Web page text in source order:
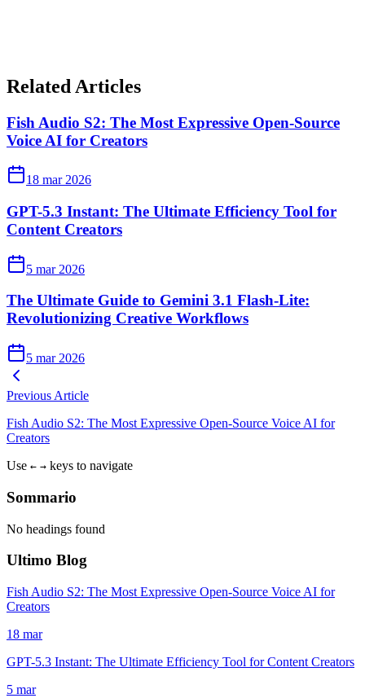
Related Articles
Fish Audio S2: The Most Expressive Open-Source
Voice AI for Creators
18 mar 2026
GPT-5.3 Instant: The Ultimate Efficiency Tool for
Content Creators
5 mar 2026
The Ultimate Guide to Gemini 3.1 Flash-Lite:
Revolutionizing Creative Workflows
5 mar 2026
Previous Article
Fish Audio S2: The Most Expressive Open-Source Voice AI for
Creators
Use ← → keys to navigate
Sommario
No headings found
Ultimo Blog
Fish Audio S2: The Most Expressive Open-Source Voice AI for
Creators
18 mar
GPT-5.3 Instant: The Ultimate Efficiency Tool for Content Creators
5 mar